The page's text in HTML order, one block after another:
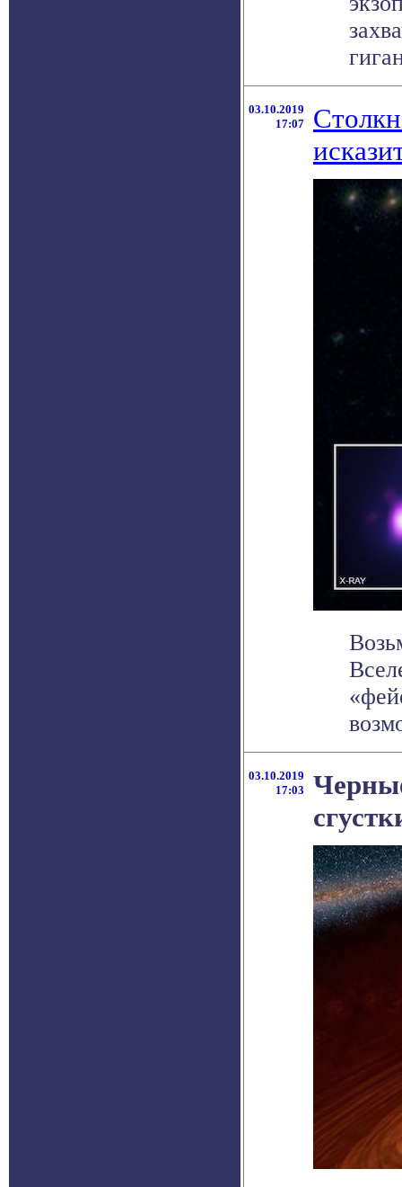
03.10.2019
17:07
03.10.2019
17:03